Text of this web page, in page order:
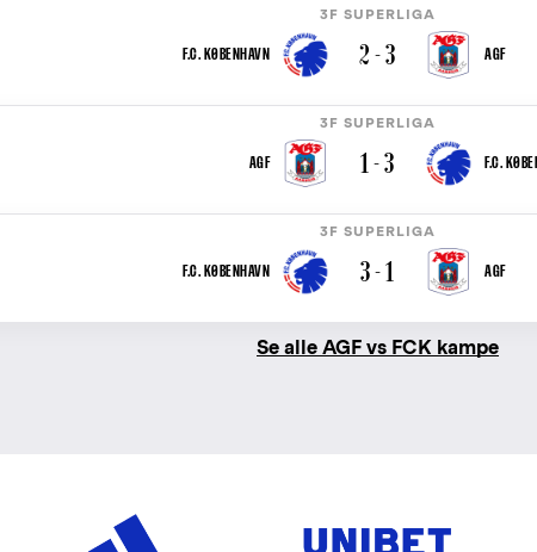
3F SUPERLIGA
F.C. KØBENHAVN 2 - 3 AGF
3F SUPERLIGA
AGF 1 - 3 F.C.
3F SUPERLIGA
F.C. KØBENHAVN 3 - 1 AGF
Se alle AGF vs FCK kampe